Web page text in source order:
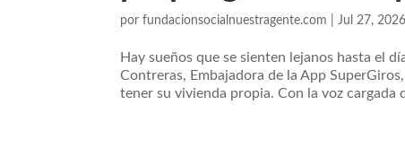
porfundacionsocialnuestragente.com |Jul 27, 2026
Hay sueños que se sienten lejanos hasta el
Contreras, Embajadora de la App
tener su vivienda propia. Con la voz cargada